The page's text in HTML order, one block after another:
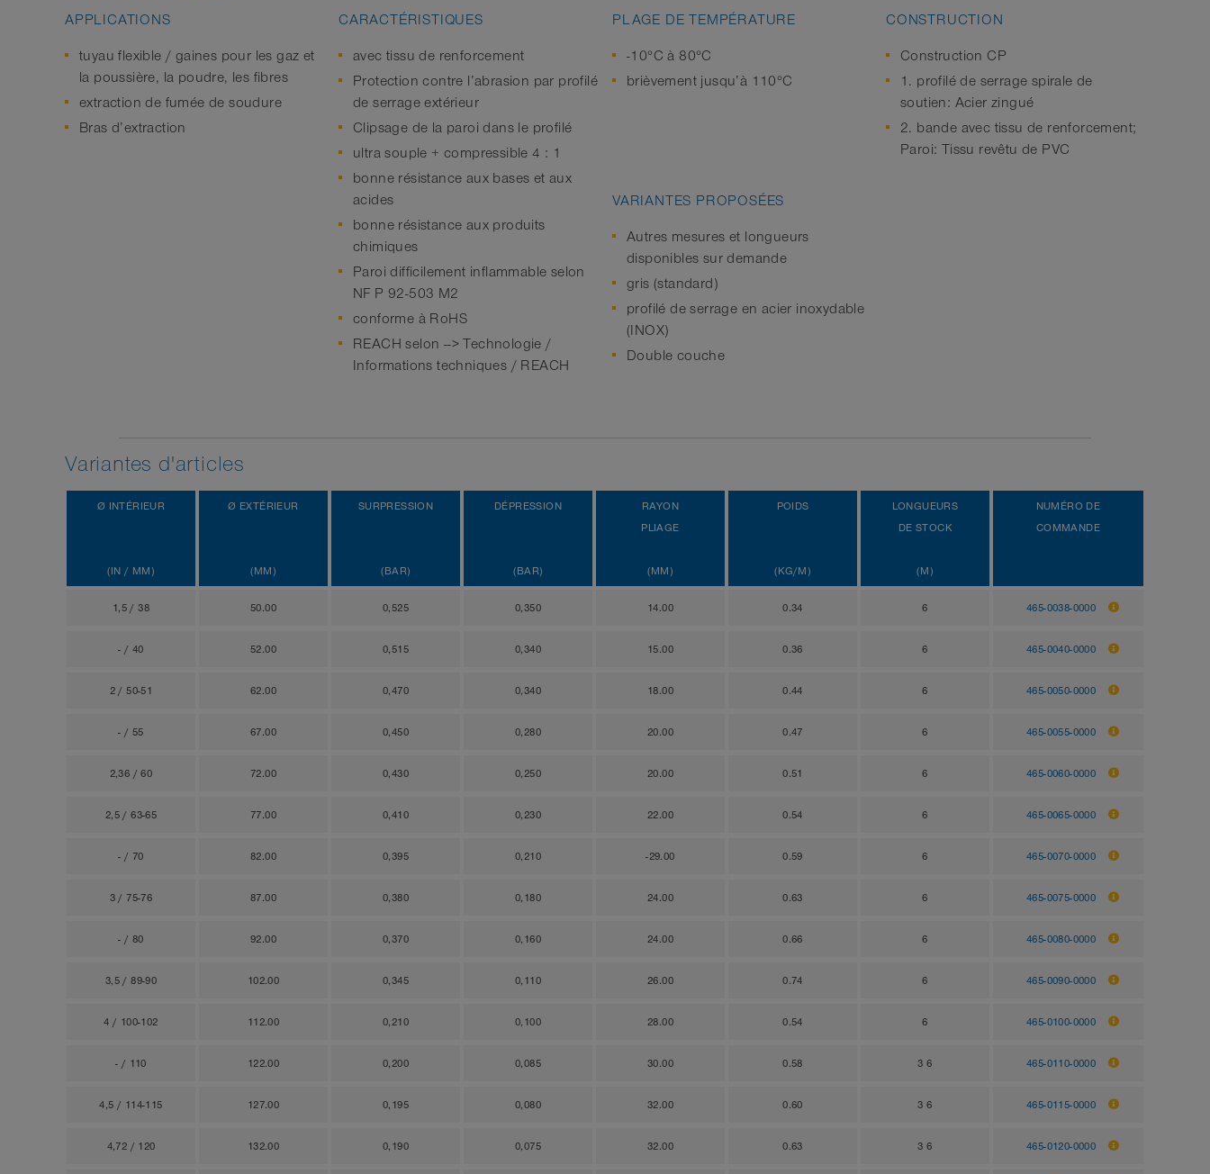
APPLICATIONS
tuyau flexible / gaines pour les gaz et
la poussière, la poudre, les fibres
extraction de fumée de soudure
Bras d’extraction
CARACTÉRISTIQUES
avec tissu de renforcement
Protection contre l’abrasion par profilé
de serrage extérieur
Clipsage de la paroi dans le profilé
ultra souple + compressible 4 : 1
bonne résistance aux bases et aux
acides
bonne résistance aux produits
chimiques
Paroi difficilement inflammable selon
NF P 92-503 M2
conforme à RoHS
REACH selon --> Technologie /
Informations techniques / REACH
PLAGE DE TEMPÉRATURE
-10°C à 80°C
brièvement jusqu’à 110°C
CONSTRUCTION
Construction CP
1. profilé de serrage spirale de
soutien: Acier zingué
2. bande avec tissu de renforcement;
Paroi: Tissu revêtu de PVC
VARIANTES PROPOSÉES
Autres mesures et longueurs
disponibles sur demande
gris (standard)
profilé de serrage en acier inoxydable
(INOX)
Double couche
Variantes d'articles
Ø INTÉRIEUR
(IN / MM)
Ø EXTÉRIEUR
(MM)
SURPRESSION
(BAR)
DÉPRESSION
(BAR)
RAYON
PLIAGE
(MM)
POIDS
(KG/M)
LONGUEURS
DE STOCK
(M)
NUMÉRO DE
COMMANDE
1,5 / 38 50.00 0,525 0,350 14.00 0.34 6 465-0038-0000
- / 40 52.00 0,515 0,340 15.00 0.36 6 465-0040-0000
2 / 50-51 62.00 0,470 0,340 18.00 0.44 6 465-0050-0000
- / 55 67.00 0,450 0,280 20.00 0.47 6 465-0055-0000
2,36 / 60 72.00 0,430 0,250 20.00 0.51 6 465-0060-0000
2,5 / 63-65 77.00 0,410 0,230 22.00 0.54 6 465-0065-0000
- / 70 82.00 0,395 0,210 -29.00 0.59 6 465-0070-0000
3 / 75-76 87.00 0,380 0,180 24.00 0.63 6 465-0075-0000
- / 80 92.00 0,370 0,160 24.00 0.66 6 465-0080-0000
3,5 / 89-90 102.00 0,345 0,110 26.00 0.74 6 465-0090-0000
4 / 100-102 112.00 0,210 0,100 28.00 0.54 6 465-0100-0000
- / 110 122.00 0,200 0,085 30.00 0.58 3 6 465-0110-0000
4,5 / 114-115 127.00 0,195 0,080 32.00 0.60 3 6 465-0115-0000
4,72 / 120 132.00 0,190 0,075 32.00 0.63 3 6 465-0120-0000